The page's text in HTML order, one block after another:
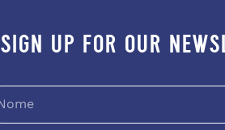
sign up for our